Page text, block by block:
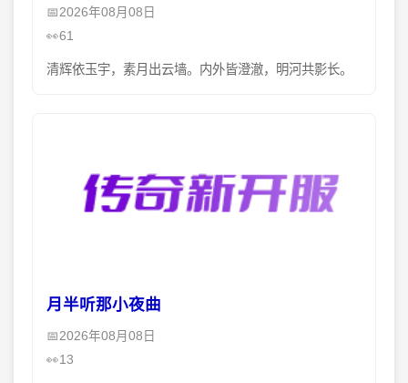
2026年08月08日
61
清辉依玉宇，素月出云墙。内外皆澄澈，明河共影长。
月半听那小夜曲
2026年08月08日
13